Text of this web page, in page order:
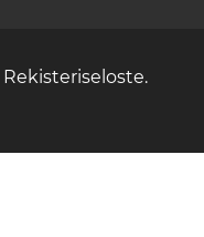
Rekisteriseloste.